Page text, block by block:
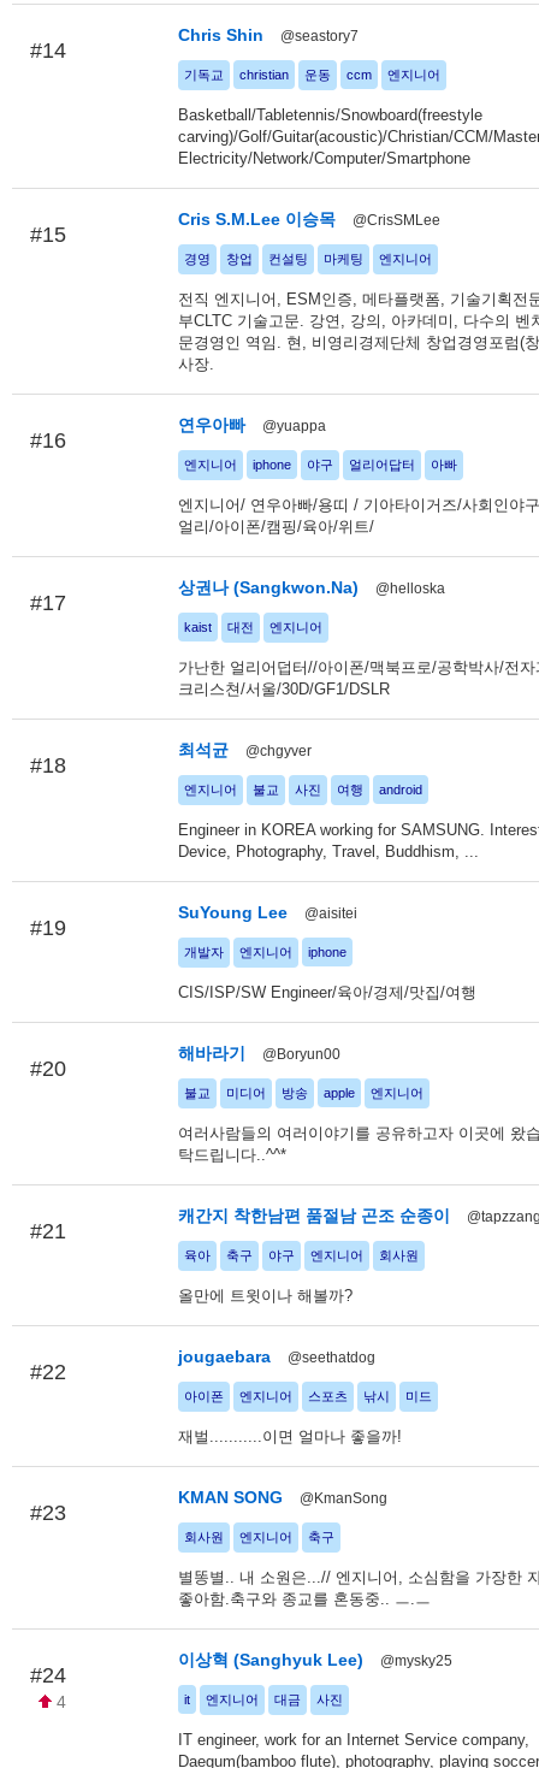
#14
Chris Shin @seastory7
기독교 christian 운동 ccm 엔지니어
Basketball/Tabletennis/Snowboard(freestyle
carving)/Golf/Guitar(acoustic)/Christian/CCM/
Electricity/Network/Computer/Smartphone
#15
Cris S.M.Lee 이승목 @CrisSMLee
경영 창업 컨설팅 마케팅 엔지니어
전직 엔지니어, ESM인증, 메타플랫폼, 기술기획전
부CLTC 기술고문. 강연, 강의, 아카데미, 다수의 벤
문경영인 역임. 현, 비영리경제단체 창업경영포럼(
사장.
#16
연우아빠 @yuappa
엔지니어 iphone 야구 얼리어답터 아빠
엔지니어/ 연우아빠/용띠 / 기아타이거즈/사회인야
얼리/아이폰/캠핑/육아/위트/
#17
상권나 (Sangkwon.Na) @helloska
kaist 대전 엔지니어
가난한 얼리어덥터//아이폰/맥북프로/공학박사/전
크리스쳔/서울/30D/GF1/DSLR
#18
최석균 @chgyver
엔지니어 불교 사진 여행 android
Engineer in KOREA working for SAMSUNG.
Device, Photography, Travel, Buddhism, ...
#19
SuYoung Lee @aisitei
개발자 엔지니어 iphone
CIS/ISP/SW Engineer/육아/경제/맛집/여행
#20
해바라기 @Boryun00
불교 미디어 방송 apple 엔지니어
여러사람들의 여러이야기를 공유하고자 이곳에 왔
탁드립니다..^^*
#21
캐간지 착한남편 품절남 곤조 순종이
육아 축구 야구 엔지니어 회사원
올만에 트윗이나 해볼까?
#22
jougaebara @seethatdog
아이폰 엔지니어 스포츠 낚시 미드
재벌...........이면 얼마나 좋을까!
#23
KMAN SONG @KmanSong
회사원 엔지니어 축구
별똥별.. 내 소원은...// 엔지니어, 소심함을 가장한
좋아함.축구와 종교를 혼동중.. ㅡ.ㅡ
#24
4
이상혁 (Sanghyuk Lee) @mysky25
it 엔지니어 대금 사진
IT engineer, work for an Internet Service company,
Daegum(bamboo flute), photography, playing soccer